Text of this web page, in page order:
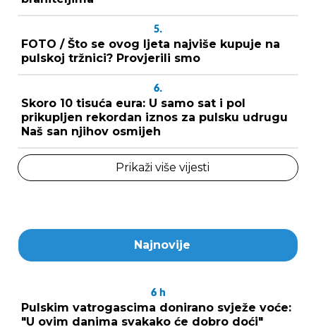
5.
FOTO / Što se ovog ljeta najviše kupuje na
pulskoj tržnici? Provjerili smo
6.
Skoro 10 tisuća eura: U samo sat i pol
prikupljen rekordan iznos za pulsku udrugu
Naš san njihov osmijeh
Prikaži više vijesti
Najnovije
6 h
Pulskim vatrogascima donirano svježe voće:
"U ovim danima svakako će dobro doći"